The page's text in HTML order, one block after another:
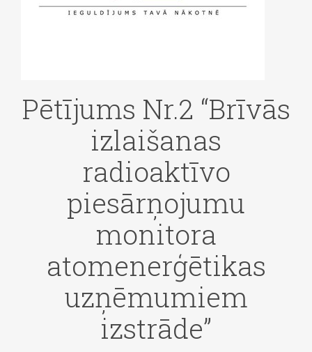
Pētījums Nr.2 “Brīvās
izlaišanas
radioaktīvo
piesārņojumu
monitora
atomenerģētikas
uzņēmumiem
izstrāde”